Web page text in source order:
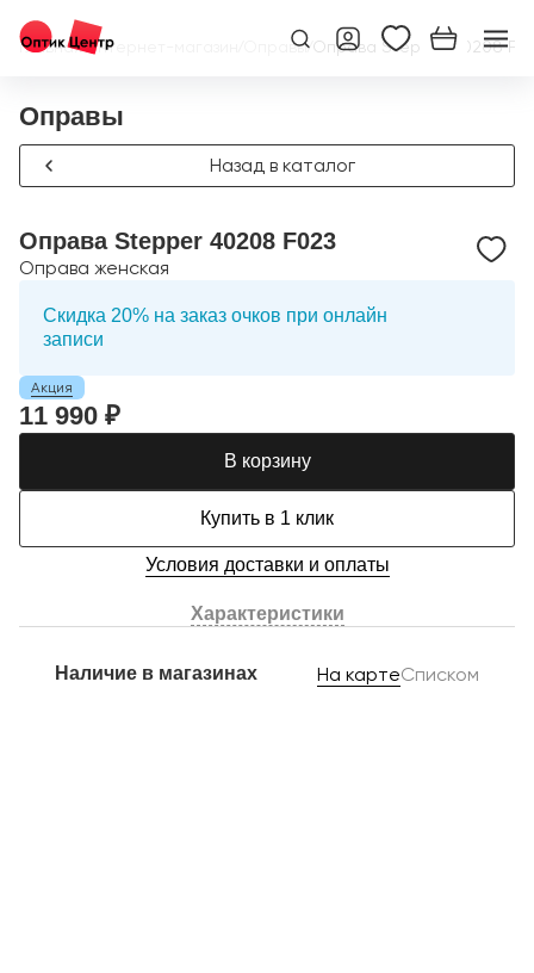
Главная/Интернет-магазин Оправы/Оправа Stepper 40208
Оправы
Назад в каталог
Оправа Stepper 40208 F023
Оправа женская
Скидка 20% на заказ очков при онлайн
записи
Акция
11 990 ₽
В корзину
Купить в 1 клик
Условия доставки и оплаты
Характеристики
Наличие в магазинах На картеСписком